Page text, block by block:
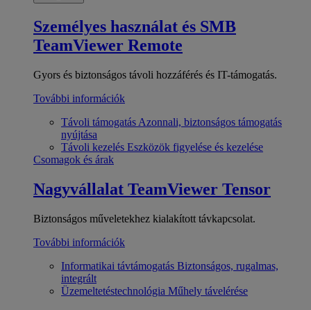
Személyes használat és SMB
TeamViewer Remote
Gyors és biztonságos távoli hozzáférés és IT-támogatás.
További információk
Távoli támogatás Azonnali, biztonságos támogatás
nyújtása
Távoli kezelés Eszközök figyelése és kezelése
Csomagok és árak
Nagyvállalat TeamViewer Tensor
Biztonságos műveletekhez kialakított távkapcsolat.
További információk
Informatikai távtámogatás Biztonságos, rugalmas,
integrált
Üzemeltetéstechnológia Műhely távelérése